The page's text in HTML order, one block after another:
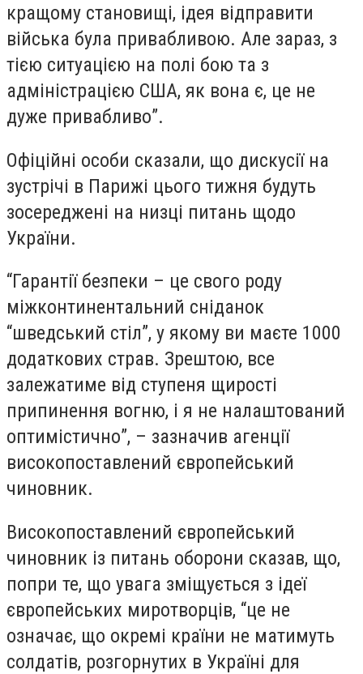
кращому становищі, ідея відправити
війська була привабливою. Але зараз, з
тією ситуацією на полі бою та з
адміністрацією США, як вона є, це не
дуже привабливо”.
Офіційні особи сказали, що дискусії на
зустрічі в Парижі цього тижня будуть
зосереджені на низці питань щодо
України.
“Гарантії безпеки – це свого роду
міжконтинентальний сніданок
“шведський стіл”, у якому ви маєте 1000
додаткових страв. Зрештою, все
залежатиме від ступеня щирості
припинення вогню, і я не налаштований
оптимістично”, – зазначив агенції
високопоставлений європейський
чиновник.
Високопоставлений європейський
чиновник із питань оборони сказав, що,
попри те, що увага зміщується з ідеї
європейських миротворців, “це не
означає, що окремі країни не матимуть
солдатів, розгорнутих в Україні для